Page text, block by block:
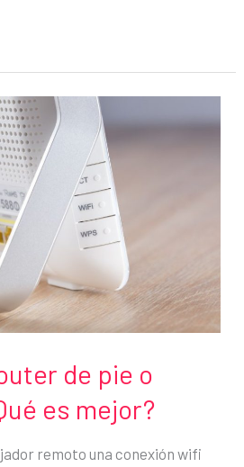
de pie o
es mejor?
remoto una conexión wifi